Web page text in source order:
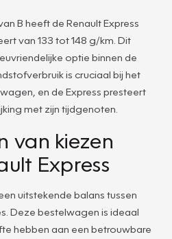
B heeft de Renault Express
van 133 tot 148 g/km. Dit
optie binnen de
is cruciaal bij het
en de Express presteert
met zijn tijdgenoten.
van kiezen
Express
uitstekende balans tussen
Deze bestelwagen is ideaal
hebben aan een betrouwbare